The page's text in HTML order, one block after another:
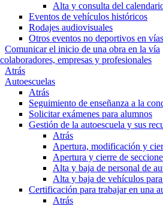
Alta y consulta del
Eventos de vehículos históricos
Rodajes audiovisuales
Otros eventos no deportivos en
Comunicar el inicio de una obra en la vía
empresas y profesionales
Atrás
Autoescuelas
Atrás
Seguimiento de enseñanza a la
Solicitar exámenes para alumnos
Gestión de la autoescuela y sus
Atrás
Apertura, modificación y
Apertura y cierre de
Alta y baja de personal de
Alta y baja de vehículos
Certificación para trabajar en una
Atrás